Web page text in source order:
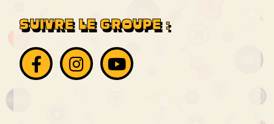
SUIVRE LE GROUPE :